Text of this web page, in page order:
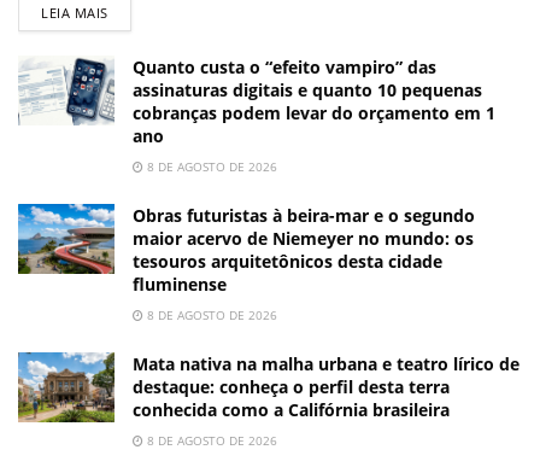
LEIA MAIS
Quanto custa o “efeito vampiro” das
assinaturas digitais e quanto 10 pequenas
cobranças podem levar do orçamento em 1
ano
8 DE AGOSTO DE 2026
Obras futuristas à beira-mar e o segundo
maior acervo de Niemeyer no mundo: os
tesouros arquitetônicos desta cidade
fluminense
8 DE AGOSTO DE 2026
Mata nativa na malha urbana e teatro lírico de
destaque: conheça o perfil desta terra
conhecida como a Califórnia brasileira
8 DE AGOSTO DE 2026